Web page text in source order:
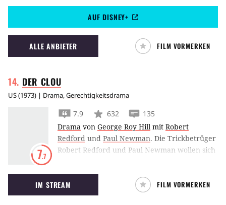
mitten im Dschungel aufwuchs.
AUF DISNEY+
ALLE ANBIETER FILM VORMERKEN
DER CLOU
US(1973) | Drama,Gerechtigkeitsdrama
7.7
7.9 632
135
Drama von George Roy Hill mit Robert
Redford und Paul Newman. Die Trickbetrüger
Robert Redford und Paul Newman wollen sich
Gaunerkomödie Der Clou an einem
Gangsterboss rächen.
IM STREAM FILM VORMERKEN